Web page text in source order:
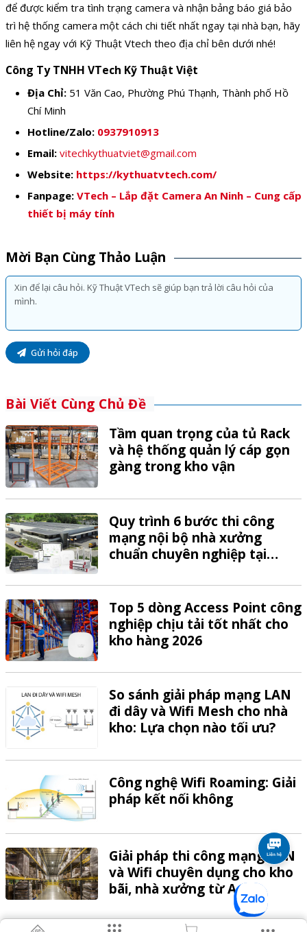
để được kiểm tra tình trạng camera và nhận bảng báo giá bảo
trì hệ thống camera một cách chi tiết nhất ngay tại nhà bạn, hãy
liên hệ ngay với Kỹ Thuật Vtech theo địa chỉ bên dưới nhé!
Công Ty TNHH VTech Kỹ Thuật Việt
Địa Chỉ: 51 Văn Cao, Phường Phú Thạnh, Thành phố Hồ
Chí Minh
Hotline/Zalo: 0937910913
Email: vitechkythuatviet@gmail.com
Website: https://kythuatvtech.com/
Fanpage: VTech – Lắp đặt Camera An Ninh – Cung cấp
thiết bị máy tính
Mời Bạn Cùng Thảo Luận
Gửi hỏi đáp
Bài Viết Cùng Chủ Đề
Tầm quan trọng của tủ Rack
và hệ thống quản lý cáp gọn
gàng trong kho vận
Quy trình 6 bước thi công
mạng nội bộ nhà xưởng
chuẩn chuyên nghiệp tại
Top 5 dòng Access Point công
nghiệp chịu tải tốt nhất cho
kho hàng 2026
So sánh giải pháp mạng LAN
đi dây và Wifi Mesh cho nhà
kho: Lựa chọn nào tối ưu?
Công nghệ Wifi Roaming: Giải
pháp kết nối không
Giải pháp thi công mạng LAN
và Wifi chuyên dụng cho kho
bãi, nhà xưởng từ A-Z